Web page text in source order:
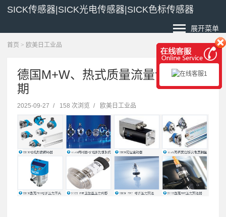
SICK传感器|SICK光电传感器|SICK色标传感器
展开菜单
首页 > 欧美日工业品
德国M+W、热式质量流量计价格交
期
2025-09-27 / 158 次浏览 / 欧美日工业品